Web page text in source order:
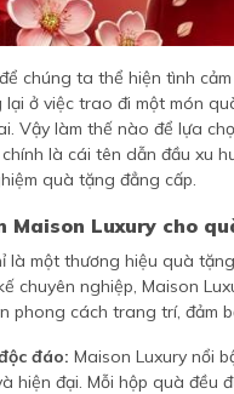
chúng ta thể hiện tình
ở việc trao đi một món
Vậy làm thế nào để lựa
là cái tên dẫn đầu xu
quà tặng đẳng cấp.
Maison Luxury cho
là một thương hiệu quà
chuyên nghiệp, Maison
phong cách trang trí, đảm
đáo: Maison Luxury nổi
hiện đại. Mỗi hộp quà đều